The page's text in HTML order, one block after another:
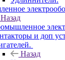
Назад
и доп
Назад